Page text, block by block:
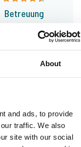
About
and ads, to provide
traffic. We also
site with our social
richtigen
im Sektor
Wahl für das
Betreuung